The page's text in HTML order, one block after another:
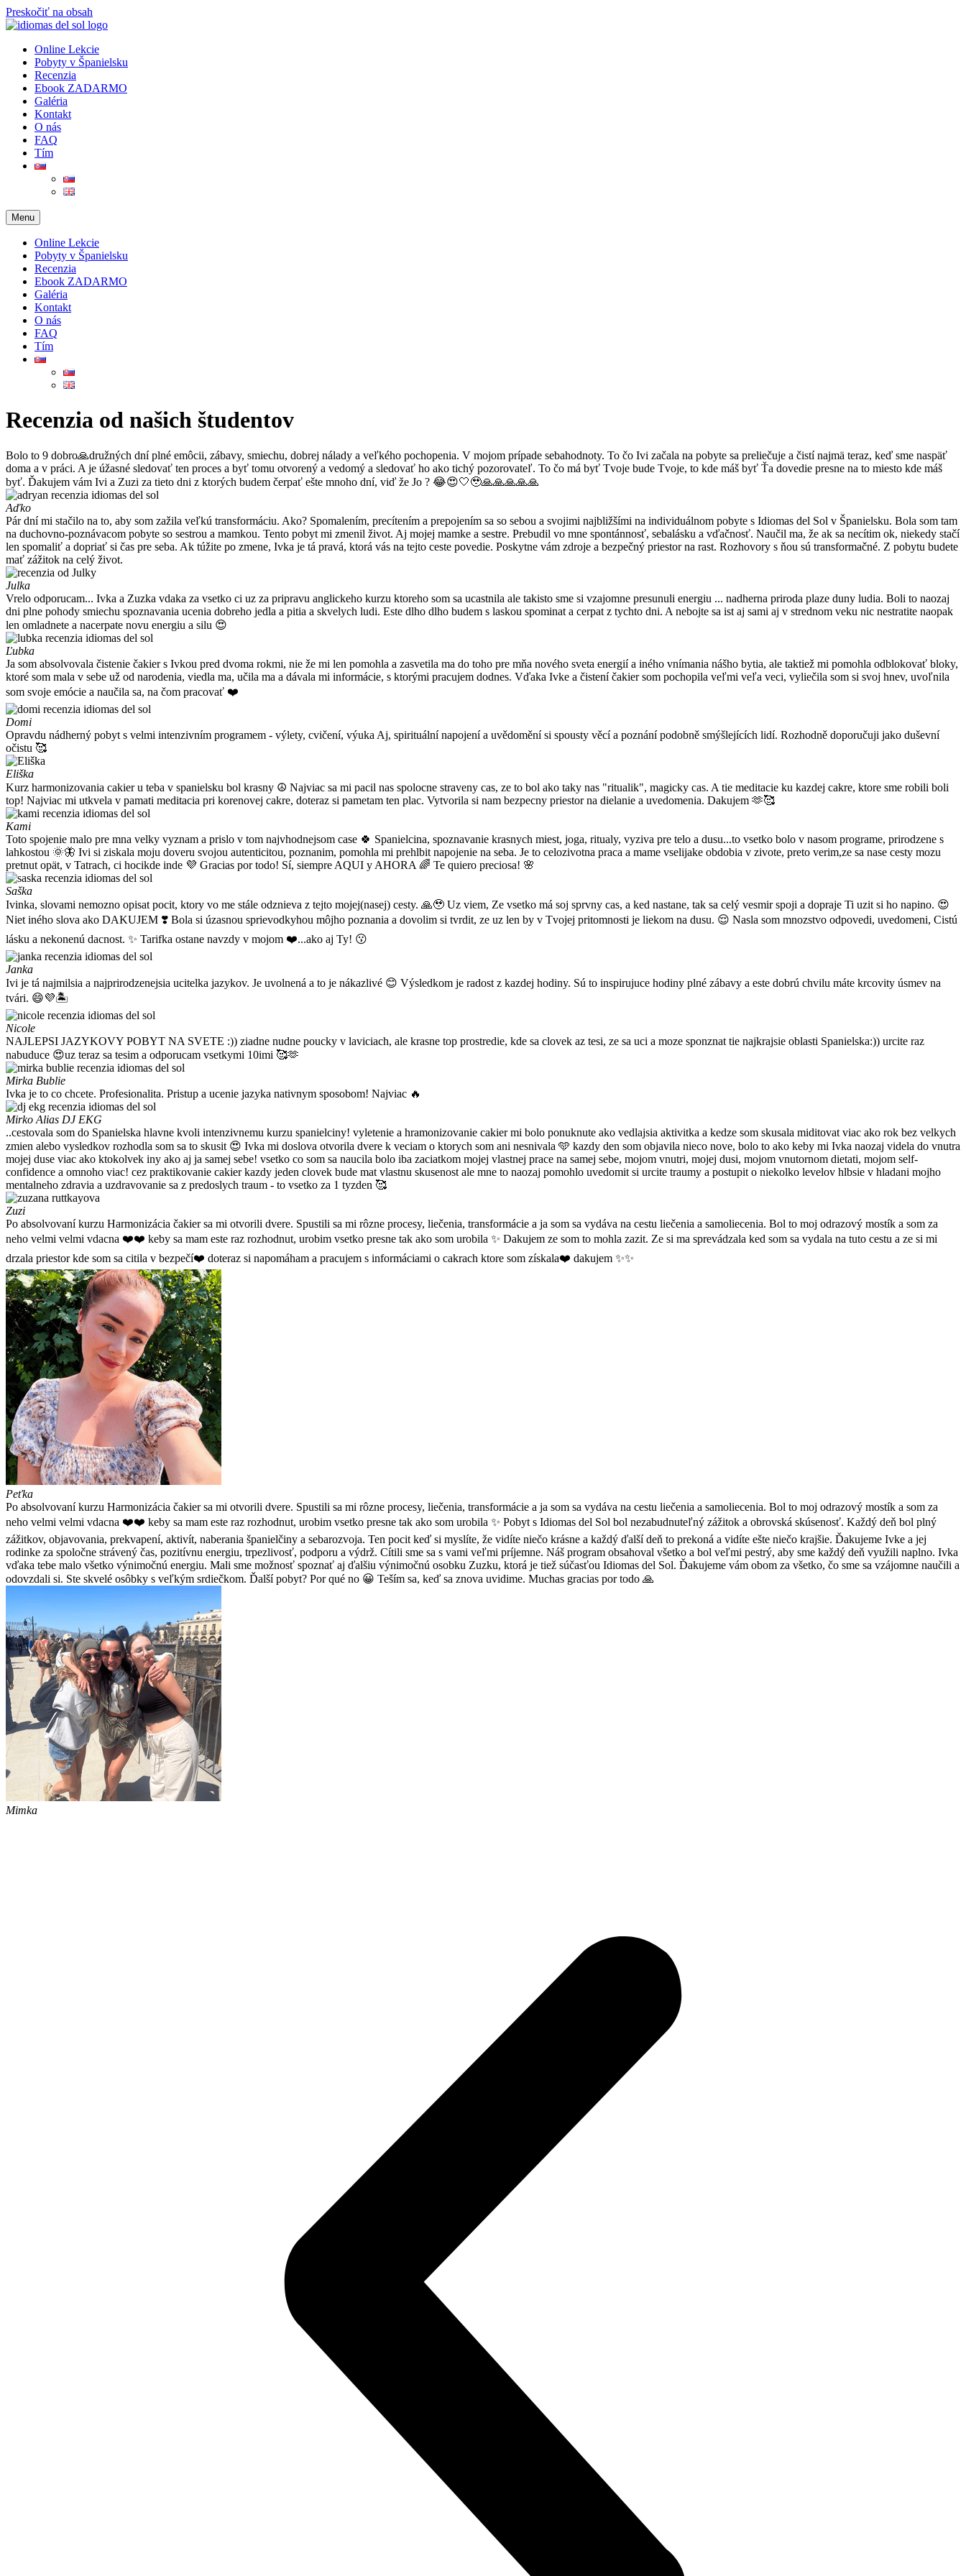
Preskočiť na obsah
Online Lekcie
Pobyty v Španielsku
Recenzia
Ebook ZADARMO
Galéria
Kontakt
O nás
FAQ
Tím
Menu
Online Lekcie
Pobyty v Španielsku
Recenzia
Ebook ZADARMO
Galéria
Kontakt
O nás
FAQ
Tím
Recenzia od našich študentov
Bolo to 9 dobro🙏družných dní plné emôcii, zábavy, smiechu, dobrej nálady a veľkého pochopenia. V mojom prípade sebahodnoty. To čo Ivi začala na pobyte sa preliečuje a čistí najmä teraz, keď sme naspäť
doma a v práci. A je úžasné sledovať ten proces a byť tomu otvorený a vedomý a sledovať ho ako tichý pozorovateľ. To čo má byť Tvoje bude Tvoje, to kde máš byť Ťa dovedie presne na to miesto kde máš
byť. Ďakujem vám Ivi a Zuzi za tieto dni z ktorých budem čerpať ešte mnoho dní, viď že Jo ? 😂😍🤍🥹🙏🙏🙏🙏🙏
Aďko
Pár dní mi stačilo na to, aby som zažila veľkú transformáciu. Ako? Spomalením, precítením a prepojením sa so sebou a svojimi najbližšími na individuálnom pobyte s Idiomas del Sol v Španielsku. Bola som tam
na duchovno-poznávacom pobyte so sestrou a mamkou. Tento pobyt mi zmenil život. Aj mojej mamke a sestre. Prebudil vo mne spontánnosť, sebalásku a vďačnosť. Naučil ma, že ak sa necítim ok, niekedy stačí
len spomaliť a dopriať si čas pre seba. Ak túžite po zmene, Ivka je tá pravá, ktorá vás na tejto ceste povedie. Poskytne vám zdroje a bezpečný priestor na rast. Rozhovory s ňou sú transformačné. Z pobytu budete
mať zážitok na celý život.
Julka
Vrelo odporucam... Ivka a Zuzka vdaka za vsetko ci uz za pripravu anglickeho kurzu ktoreho som sa ucastnila ale takisto sme si vzajomne presunuli energiu ... nadherna priroda plaze duny ludia. Boli to naozaj
dni plne pohody smiechu spoznavania ucenia dobreho jedla a pitia a skvelych ludi. Este dlho dlho budem s laskou spominat a cerpat z tychto dni. A nebojte sa ist aj sami aj v strednom veku nic nestratite naopak
len omladnete a nacerpate novu energiu a silu 😍
Ľubka
Ja som absolvovala čistenie čakier s Ivkou pred dvoma rokmi, nie že mi len pomohla a zasvetila ma do toho pre mňa nového sveta energií a iného vnímania nášho bytia, ale taktiež mi pomohla odblokovať bloky,
ktoré som mala v sebe už od narodenia, viedla ma, učila ma a dávala mi informácie, s ktorými pracujem dodnes. Vďaka Ivke a čistení čakier som pochopila veľmi veľa veci, vyliečila som si svoj hnev, uvoľnila
som svoje emócie a naučila sa, na čom pracovať ❤️
Domi
Opravdu nádherný pobyt s velmi intenzivním programem - výlety, cvičení, výuka Aj, spirituální napojení a uvědomění si spousty věcí a poznání podobně smýšlejících lidí. Rozhodně doporučuji jako duševní
očistu 🥰
Eliška
Kurz harmonizovania cakier u teba v spanielsku bol krasny ☮️ Najviac sa mi pacil nas spolocne straveny cas, ze to bol ako taky nas "ritualik", magicky cas. A tie meditacie ku kazdej cakre, ktore sme robili boli
top! Najviac mi utkvela v pamati meditacia pri korenovej cakre, doteraz si pametam ten plac. Vytvorila si nam bezpecny priestor na dielanie a uvedomenia. Dakujem 🫶🥰
Kami
Toto spojenie malo pre mna velky vyznam a prislo v tom najvhodnejsom case 🍀 Spanielcina, spoznavanie krasnych miest, joga, ritualy, vyziva pre telo a dusu...to vsetko bolo v nasom programe, prirodzene s
lahkostou 🌞🦋 Ivi si ziskala moju doveru svojou autenticitou, poznanim, pomohla mi prehlbit napojenie na seba. Je to celozivotna praca a mame vselijake obdobia v zivote, preto verim,ze sa nase cesty mozu
pretnut opät, v Tatrach, ci hocikde inde 💜 Gracias por todo! Sí, siempre AQUI y AHORA 🌈 Te quiero preciosa! 🌸
Saška
Ivinka, slovami nemozno opisat pocit, ktory vo me stále odznieva z tejto mojej(nasej) cesty. 🙏🥹 Uz viem, Ze vsetko má soj sprvny cas, a ked nastane, tak sa celý vesmir spoji a dopraje Ti uzit si ho napino. 😍
Niet iného slova ako DAKUJEM ❣️ Bola si úzasnou sprievodkyhou môjho poznania a dovolim si tvrdit, ze uz len by v Tvojej pritomnosti je liekom na dusu. 😌 Nasla som mnozstvo odpovedi, uvedomeni, Cistú
lásku a nekonenú dacnost. ✨ Tarifka ostane navzdy v mojom ❤️...ako aj Ty! 😗
Janka
Ivi je tá najmilsia a najprirodzenejsia ucitelka jazykov. Je uvolnená a to je nákazlivé 😊 Výsledkom je radost z kazdej hodiny. Sú to inspirujuce hodiny plné zábavy a este dobrú chvilu máte krcovity úsmev na
tvári. 😄💜🏝️
Nicole
NAJLEPSI JAZYKOVY POBYT NA SVETE :)) ziadne nudne poucky v laviciach, ale krasne top prostredie, kde sa clovek az tesi, ze sa uci a moze sponznat tie najkrajsie oblasti Spanielska:)) urcite raz
nabuduce 😍uz teraz sa tesim a odporucam vsetkymi 10imi 🥰🫶
Mirka Bublie
Ivka je to co chcete. Profesionalita. Pristup a ucenie jazyka nativnym sposobom! Najviac 🔥
Mirko Alias DJ EKG
..cestovala som do Spanielska hlavne kvoli intenzivnemu kurzu spanielciny! vyletenie a hramonizovanie cakier mi bolo ponuknute ako vedlajsia aktivitka a kedze som skusala miditovat viac ako rok bez velkych
zmien alebo vysledkov rozhodla som sa to skusit 😍 Ivka mi doslova otvorila dvere k veciam o ktorych som ani nesnivala 🩵 kazdy den som objavila nieco nove, bolo to ako keby mi Ivka naozaj videla do vnutra
mojej duse viac ako ktokolvek iny ako aj ja samej sebe! vsetko co som sa naucila bolo iba zaciatkom mojej vlastnej prace na samej sebe, mojom vnutri, mojej dusi, mojom vnutornom dietati, mojom self-
confidence a omnoho viac! cez praktikovanie cakier kazdy jeden clovek bude mat vlastnu skusenost ale mne to naozaj pomohlo uvedomit si urcite traumy a postupit o niekolko levelov hlbsie v hladani mojho
mentalneho zdravia a uzdravovanie sa z predoslych traum - to vsetko za 1 tyzden 🥰
Zuzi
Po absolvovaní kurzu Harmonizácia čakier sa mi otvorili dvere. Spustili sa mi rôzne procesy, liečenia, transformácie a ja som sa vydáva na cestu liečenia a samoliecenia. Bol to moj odrazový mostík a som za
neho velmi velmi vdacna ❤️❤️ keby sa mam este raz rozhodnut, urobim vsetko presne tak ako som urobila ✨ Dakujem ze som to mohla zazit. Ze si ma sprevádzala ked som sa vydala na tuto cestu a ze si mi
drzala priestor kde som sa citila v bezpečí❤️ doteraz si napomáham a pracujem s informáciami o cakrach ktore som získala❤️ dakujem ✨✨
Peťka
Po absolvovaní kurzu Harmonizácia čakier sa mi otvorili dvere. Spustili sa mi rôzne procesy, liečenia, transformácie a ja som sa vydáva na cestu liečenia a samoliecenia. Bol to moj odrazový mostík a som za
neho velmi velmi vdacna ❤️❤️ keby sa mam este raz rozhodnut, urobim vsetko presne tak ako som urobila ✨ Pobyt s Idiomas del Sol bol nezabudnuteľný zážitok a obrovská skúsenosť. Každý deň bol plný
zážitkov, objavovania, prekvapení, aktivít, naberania španielčiny a sebarozvoja. Ten pocit keď si myslíte, že vidíte niečo krásne a každý ďalší deň to prekoná a vidíte ešte niečo krajšie. Ďakujeme Ivke a jej
rodinke za spoločne strávený čas, pozitívnu energiu, trpezlivosť, podporu a výdrž. Cítili sme sa s vami veľmi príjemne. Náš program obsahoval všetko a bol veľmi pestrý, aby sme každý deň využili naplno. Ivka
vďaka tebe malo všetko výnimočnú energiu. Mali sme možnosť spoznať aj ďalšiu výnimočnú osobku Zuzku, ktorá je tiež súčasťou Idiomas del Sol. Ďakujeme vám obom za všetko, čo sme sa vzájomne naučili a
odovzdali si. Ste skvelé osôbky s veľkým srdiečkom. Ďalší pobyt? Por qué no 😀 Teším sa, keď sa znova uvidime. Muchas gracias por todo 🙏
Mimka